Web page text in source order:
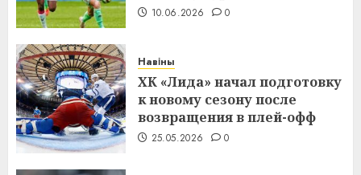
10.06.2026 0
Навіны
ХК «Лида» начал подготовку
к новому сезону после
возвращения в плей-офф
25.05.2026 0